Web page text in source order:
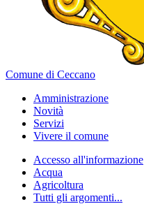
Comune di Ceccano
Amministrazione
Novità
Servizi
Vivere il comune
Accesso all'informazione
Acqua
Agricoltura
Tutti gli argomenti...